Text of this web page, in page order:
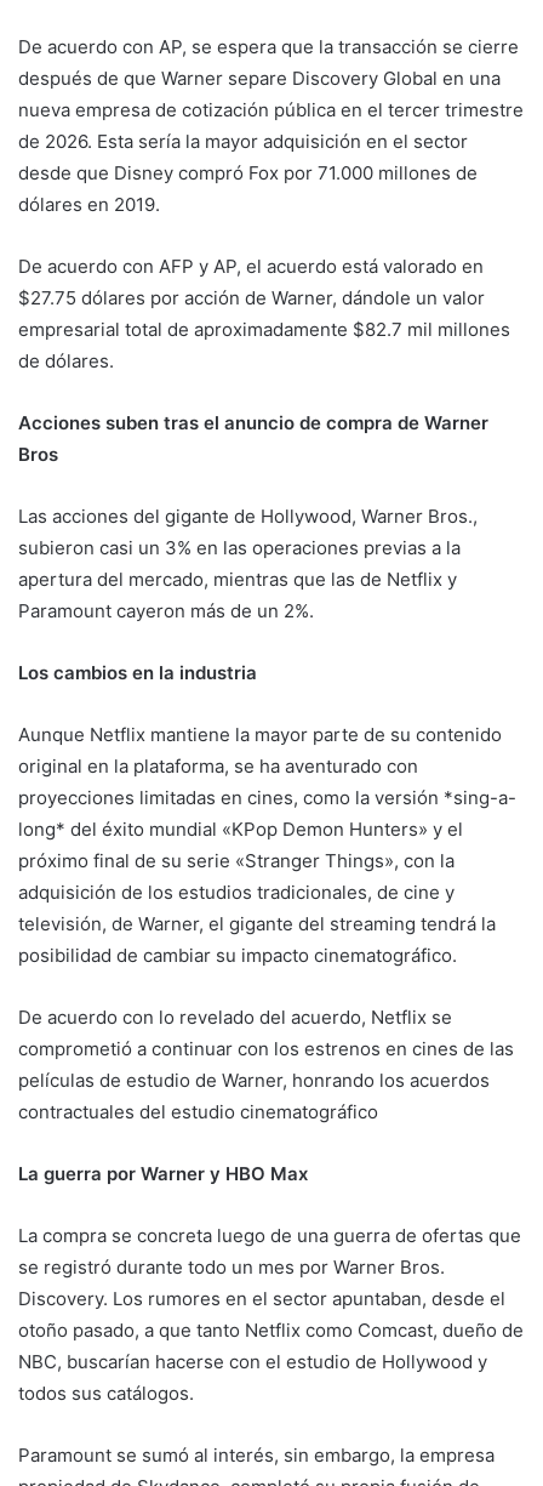
De acuerdo con AP, se espera que la transacción se cierre
después de que Warner separe Discovery Global en una
nueva empresa de cotización pública en el tercer trimestre
de 2026. Esta sería la mayor adquisición en el sector
desde que Disney compró Fox por 71.000 millones de
dólares en 2019.
De acuerdo con AFP y AP, el acuerdo está valorado en
$27.75 dólares por acción de Warner, dándole un valor
empresarial total de aproximadamente $82.7 mil millones
de dólares.
Acciones suben tras el anuncio de compra de Warner
Bros
Las acciones del gigante de Hollywood, Warner Bros.,
subieron casi un 3% en las operaciones previas a la
apertura del mercado, mientras que las de Netflix y
Paramount cayeron más de un 2%.
Los cambios en la industria
Aunque Netflix mantiene la mayor parte de su contenido
original en la plataforma, se ha aventurado con
proyecciones limitadas en cines, como la versión *sing-a-
long* del éxito mundial «KPop Demon Hunters» y el
próximo final de su serie «Stranger Things», con la
adquisición de los estudios tradicionales, de cine y
televisión, de Warner, el gigante del streaming tendrá la
posibilidad de cambiar su impacto cinematográfico.
De acuerdo con lo revelado del acuerdo, Netflix se
comprometió a continuar con los estrenos en cines de las
películas de estudio de Warner, honrando los acuerdos
contractuales del estudio cinematográfico
La guerra por Warner y HBO Max
La compra se concreta luego de una guerra de ofertas que
se registró durante todo un mes por Warner Bros.
Discovery. Los rumores en el sector apuntaban, desde el
otoño pasado, a que tanto Netflix como Comcast, dueño de
NBC, buscarían hacerse con el estudio de Hollywood y
todos sus catálogos.
Paramount se sumó al interés, sin embargo, la empresa